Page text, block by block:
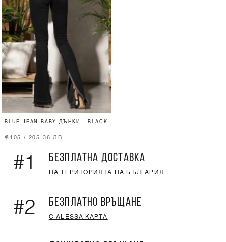
BLUE JEAN BABY ДЪНКИ - BLACK
€105 / 205.36 ЛВ.
#1 БЕЗПЛАТНА ДОСТАВКА
НА ТЕРИТОРИЯТА НА БЪЛГАРИЯ
#2 БЕЗПЛАТНО ВРЪЩАНЕ
С ALESSA КАРТА